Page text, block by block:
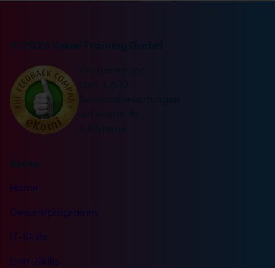
i
e
t
ä
n
i
*
n
i
e
© 2026 Kebel Training GmbH
Wir freuen uns
über 1.600
Seminarbewertungen
auf ekomi.de
4,8 Sterne
Kurse
Home
Gesamtprogramm
IT-Skills
Soft-Skills